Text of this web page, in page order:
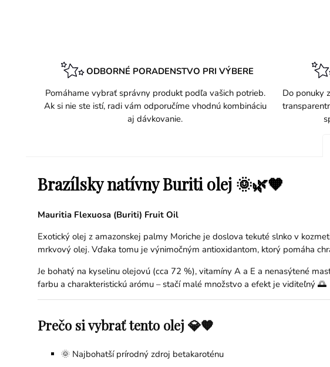
ODBORNÉ PORADENSTVO PRI VÝBERE
Pomáhame vybrať správny produkt podľa vašich potrieb.
Ak si nie ste istí, radi vám odporučíme vhodnú kombináciu
aj dávkovanie.
Do ponuky
Brazílsky natívny Buriti olej 🌞🌿🧡
Mauritia Flexuosa (Buriti) Fruit Oil
Exotický olej z amazonskej palmy Moriche je doslova tekuté slnko v
mrkvový olej. Vďaka tomu je výnimočným antioxidantom, ktorý pomáha
Je bohatý na kyselinu olejovú (cca 72 %), vitamíny A a E a nenasýtené
farbu a charakteristickú arómu – stačí malé množstvo a efekt je viditeľný 🌅
Prečo si vybrať tento olej 💎🧡
🌞 Najbohatší prírodný zdroj betakaroténu